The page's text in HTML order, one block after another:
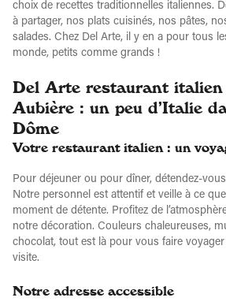
choix de recettes traditionnelles italiennes.
à partager, nos plats cuisinés, nos pâtes,
salades. Chez Del Arte, il y en a pour tous
monde, petits comme grands !
Del Arte restaurant italien
Aubière : un peu d’Italie
Dôme
Votre restaurant italien : un
Pour déjeuner ou pour dîner, détendez-
Notre personnel est attentif et veille à ce
moment de détente. Profitez de
notre décoration. Couleurs chaleureuses,
chocolat, tout est là pour vous faire
visite.
Notre adresse accessible